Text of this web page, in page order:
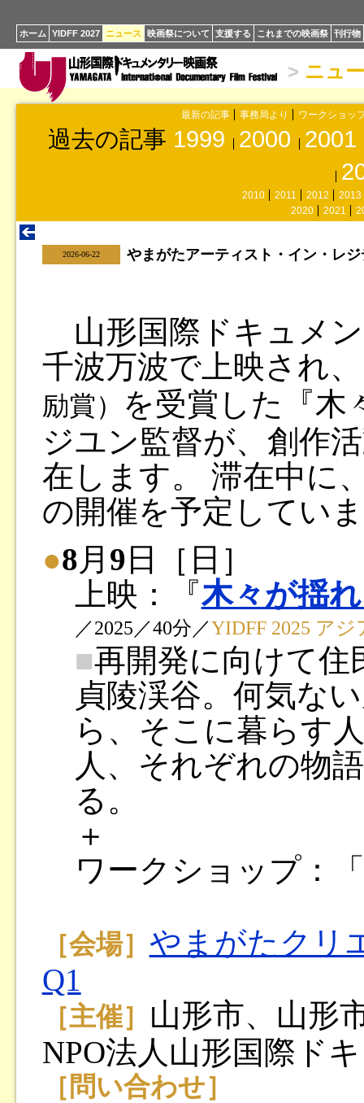
ホーム YIDFF 2027 ニュース 映画祭について 支援する これまでの映画祭 刊行物
> ニュ
最新の記事 事務局より ワークショッ
過去の記事 1999 2000 2001
2010 2011 2012
2013
2020
2021
2026-06-22 やまがたアーティスト・イン・レ
山形国際ドキュメ
千波万波で上映され
励賞）
を受賞した『木
ジユン監督が、創作
在します。 滞在中に
の開催を予定してい
●8月 9 日［日］
上映：『木々が揺
／2025／40分／YIDFF 2025 ア
■再開発に向けて住
貞陵渓谷。何気な
ら、そこに暮らす
人、それぞれの物
る。
＋
ワークショップ：「
［会場］ やまがたクリ
Q1
［主催］ 山形市、山形
NPO法人山形国際ド
［問い合わせ］